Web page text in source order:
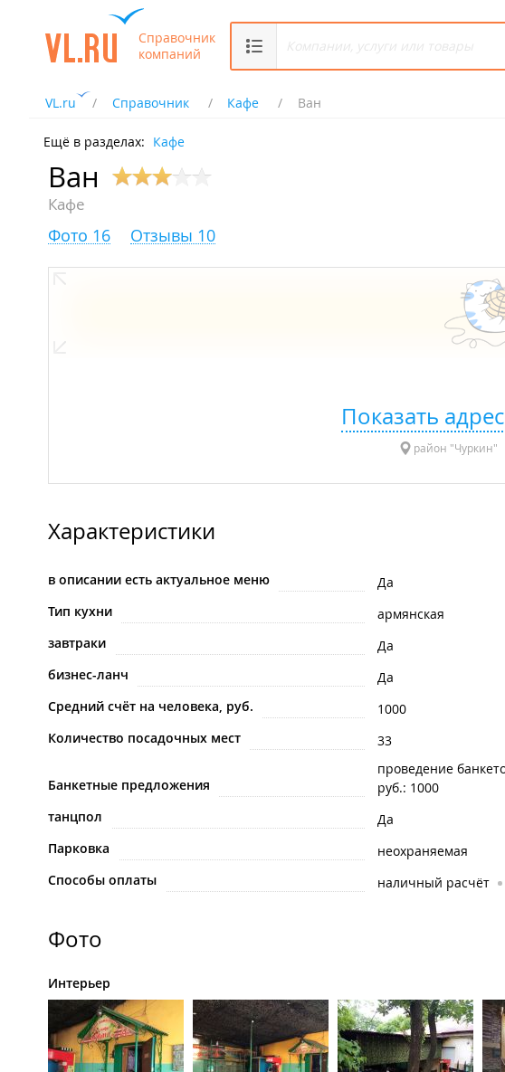
Справочник
компаний
VL.ru Справочник Кафе Ван
Ещё в разделах: Кафе
Ван
Кафе
Фото 16 Отзывы 10
Показать
район "Чуркин"
Характеристики
в описании есть актуальное меню
Да
Тип кухни
армянская
завтраки
Да
бизнес-ланч
Да
Средний счёт на человека, руб.
1000
Количество посадочных мест
33
Банкетные предложения
проведение
руб.: 1000
танцпол
Да
Парковка
неохраняемая
Способы оплаты
наличный расчёт
Фото
Интерьер